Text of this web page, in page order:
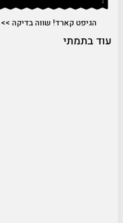
הגיפט קארד! שווה בדיקה >>
עוד בתמתי